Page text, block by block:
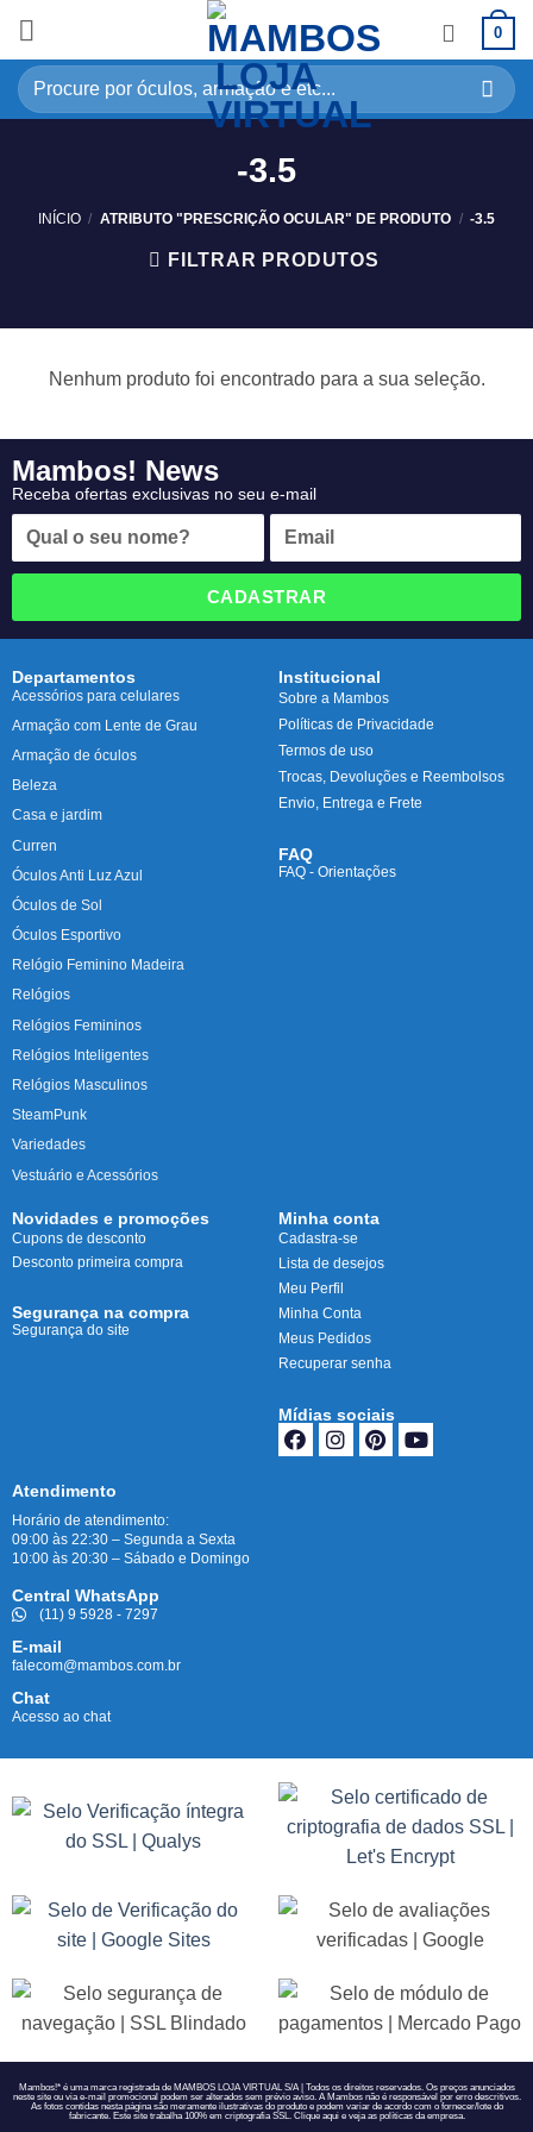
0
-3.5
INÍCIO / ATRIBUTO "PRESCRIÇÃO OCULAR" DE PRODUTO / -3.5
FILTRAR PRODUTOS
Nenhum produto foi encontrado para a sua seleção.
Mambos! News
Receba ofertas exclusivas no seu e-mail
CADASTRAR
Departamentos
Acessórios para celulares
Armação com Lente de Grau
Armação de óculos
Beleza
Casa e jardim
Curren
Óculos Anti Luz Azul
Óculos de Sol
Óculos Esportivo
Relógio Feminino Madeira
Relógios
Relógios Femininos
Relógios Inteligentes
Relógios Masculinos
SteamPunk
Variedades
Vestuário e Acessórios
Institucional
Sobre a Mambos
Políticas de Privacidade
Termos de uso
Trocas, Devoluções e Reembolsos
Envio, Entrega e Frete
FAQ
FAQ - Orientações
Novidades e promoções
Cupons de desconto
Desconto primeira compra
Segurança na compra
Segurança do site
Minha conta
Cadastra-se
Lista de desejos
Meu Perfil
Minha Conta
Meus Pedidos
Recuperar senha
Mídias sociais
Atendimento
Horário de atendimento:
09:00 às 22:30 – Segunda a Sexta
10:00 às 20:30 – Sábado e Domingo
Central WhatsApp
(11) 9 5928 - 7297
E-mail
falecom@mambos.com.br
Chat
Acesso ao chat
Mambos!* é uma marca registrada de MAMBOS LOJA VIRTUAL S/A | Todos os direitos reservados. Os preços anunciados
neste site ou via e-mail promocional podem ser alterados sem prévio aviso. A Mambos não é responsável por erro descritivos.
As fotos contidas nesta página são meramente ilustrativas do produto e podem variar de acordo com o fornecer/lote do
fabricante. Este site trabalha 100% em criptografia SSL. Clique aquie veja as políticas da empresa.